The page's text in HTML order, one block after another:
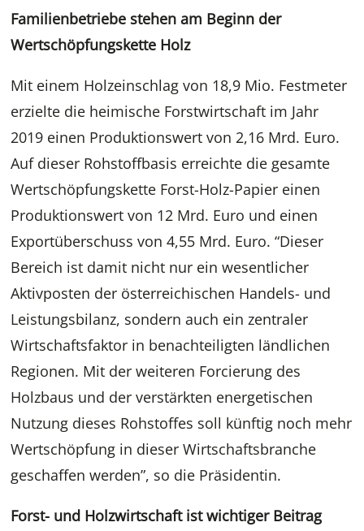
Familienbetriebe stehen am Beginn der
Wertschöpfungskette Holz
Mit einem Holzeinschlag von 18,9 Mio. Festmeter
erzielte die heimische Forstwirtschaft im Jahr
2019 einen Produktionswert von 2,16 Mrd. Euro.
Auf dieser Rohstoffbasis erreichte die gesamte
Wertschöpfungskette Forst-Holz-Papier einen
Produktionswert von 12 Mrd. Euro und einen
Exportüberschuss von 4,55 Mrd. Euro. “Dieser
Bereich ist damit nicht nur ein wesentlicher
Aktivposten der österreichischen Handels- und
Leistungsbilanz, sondern auch ein zentraler
Wirtschaftsfaktor in benachteiligten ländlichen
Regionen. Mit der weiteren Forcierung des
Holzbaus und der verstärkten energetischen
Nutzung dieses Rohstoffes soll künftig noch mehr
Wertschöpfung in dieser Wirtschaftsbranche
geschaffen werden”, so die Präsidentin.
Forst- und Holzwirtschaft ist wichtiger Beitrag